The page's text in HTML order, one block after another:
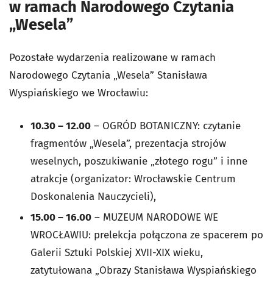
w ramach Narodowego Czytania
„Wesela”
Pozostałe wydarzenia realizowane w ramach
Narodowego Czytania „Wesela” Stanisława
Wyspiańskiego we Wrocławiu:
10.30 – 12.00 – OGRÓD BOTANICZNY: czytanie
fragmentów „Wesela”, prezentacja strojów
weselnych, poszukiwanie „złotego rogu” i inne
atrakcje (organizator: Wrocławskie Centrum
Doskonalenia Nauczycieli),
15.00 – 16.00 – MUZEUM NARODOWE WE
WROCŁAWIU: prelekcja połączona ze spacerem po
Galerii Sztuki Polskiej XVII-XIX wieku,
zatytułowana „Obrazy Stanisława Wyspiańskiego